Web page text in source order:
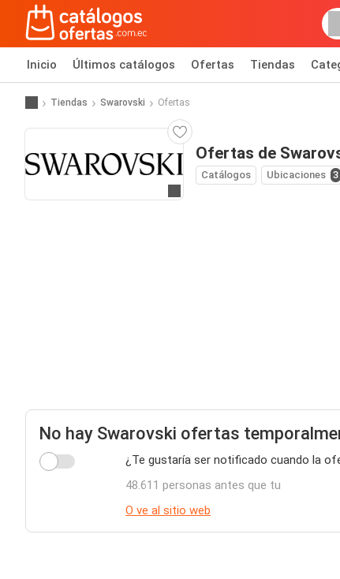
Inicio Últimos catálogos Ofertas Tiendas
Tiendas Swarovski Ofertas
Ofertas de
Catálogos Ubicaciones 3
No hay Swarovski ofertas
¿Te gustaría ser notificado cuando la
48.611 personas antes que tu
O ve al sitio web